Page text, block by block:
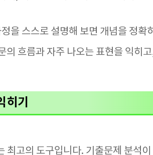
을 스스로 설명해 보면 개념을 정확
의 흐름과 자주 나오는 표현을 익히
히기
최고의 도구입니다. 기출문제 분석